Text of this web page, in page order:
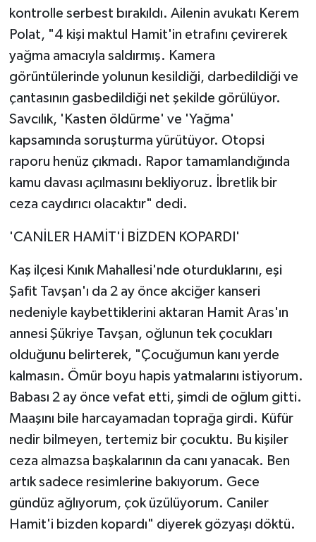
kontrolle serbest bırakıldı. Ailenin avukatı Kerem
Polat, "4 kişi maktul Hamit'in etrafını çevirerek
yağma amacıyla saldırmış. Kamera
görüntülerinde yolunun kesildiği, darbedildiği ve
çantasının gasbedildiği net şekilde görülüyor.
Savcılık, 'Kasten öldürme' ve 'Yağma'
kapsamında soruşturma yürütüyor. Otopsi
raporu henüz çıkmadı. Rapor tamamlandığında
kamu davası açılmasını bekliyoruz. İbretlik bir
ceza caydırıcı olacaktır" dedi.
'CANİLER HAMİT'İ BİZDEN KOPARDI'
Kaş ilçesi Kınık Mahallesi'nde oturduklarını, eşi
Şafit Tavşan'ı da 2 ay önce akciğer kanseri
nedeniyle kaybettiklerini aktaran Hamit Aras'ın
annesi Şükriye Tavşan, oğlunun tek çocukları
olduğunu belirterek, "Çocuğumun kanı yerde
kalmasın. Ömür boyu hapis yatmalarını istiyorum.
Babası 2 ay önce vefat etti, şimdi de oğlum gitti.
Maaşını bile harcayamadan toprağa girdi. Küfür
nedir bilmeyen, tertemiz bir çocuktu. Bu kişiler
ceza almazsa başkalarının da canı yanacak. Ben
artık sadece resimlerine bakıyorum. Gece
gündüz ağlıyorum, çok üzülüyorum. Caniler
Hamit'i bizden kopardı" diyerek gözyaşı döktü.